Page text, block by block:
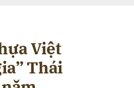
Việt
Thái